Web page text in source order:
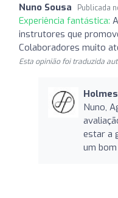
Nuno Sousa Publicada
Experiência fantástica:
instrutores que
Colaboradores muito
Esta opinião foi traduzida
Nuno,
estar a
um